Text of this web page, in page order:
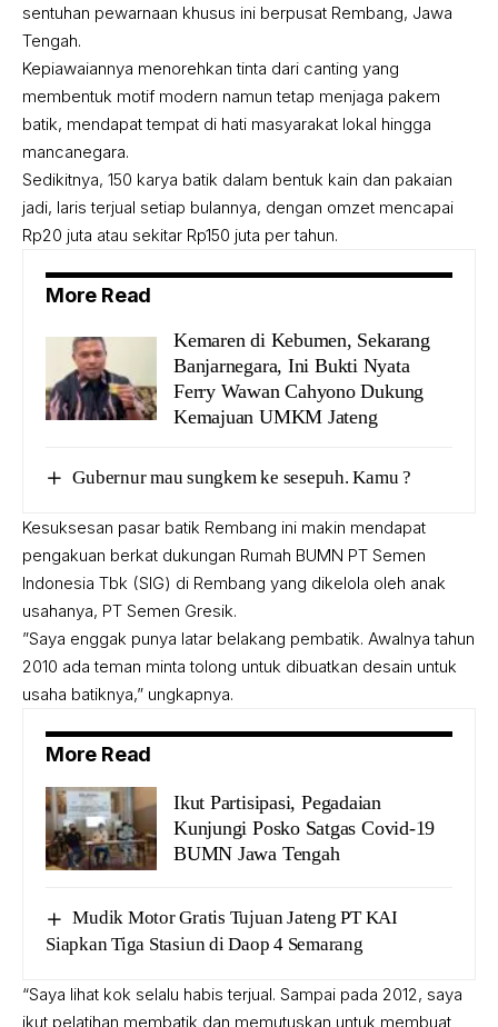
sentuhan pewarnaan khusus ini berpusat Rembang, Jawa
Tengah.
Kepiawaiannya menorehkan tinta dari canting yang
membentuk motif modern namun tetap menjaga pakem
batik, mendapat tempat di hati masyarakat lokal hingga
mancanegara.
Sedikitnya, 150 karya batik dalam bentuk kain dan pakaian
jadi, laris terjual setiap bulannya, dengan omzet mencapai
Rp20 juta atau sekitar Rp150 juta per tahun.
More Read
Kemaren di Kebumen, Sekarang
Banjarnegara, Ini Bukti Nyata
Ferry Wawan Cahyono Dukung
Kemajuan UMKM Jateng
Gubernur mau sungkem ke sesepuh. Kamu ?
Kesuksesan pasar batik Rembang ini makin mendapat
pengakuan berkat dukungan Rumah BUMN PT Semen
Indonesia Tbk (SIG) di Rembang yang dikelola oleh anak
usahanya, PT Semen Gresik.
”Saya enggak punya latar belakang pembatik. Awalnya tahun
2010 ada teman minta tolong untuk dibuatkan desain untuk
usaha batiknya,” ungkapnya.
More Read
Ikut Partisipasi, Pegadaian
Kunjungi Posko Satgas Covid-19
BUMN Jawa Tengah
Mudik Motor Gratis Tujuan Jateng PT KAI
Siapkan Tiga Stasiun di Daop 4 Semarang
“Saya lihat kok selalu habis terjual. Sampai pada 2012, saya
ikut pelatihan membatik dan memutuskan untuk membuat